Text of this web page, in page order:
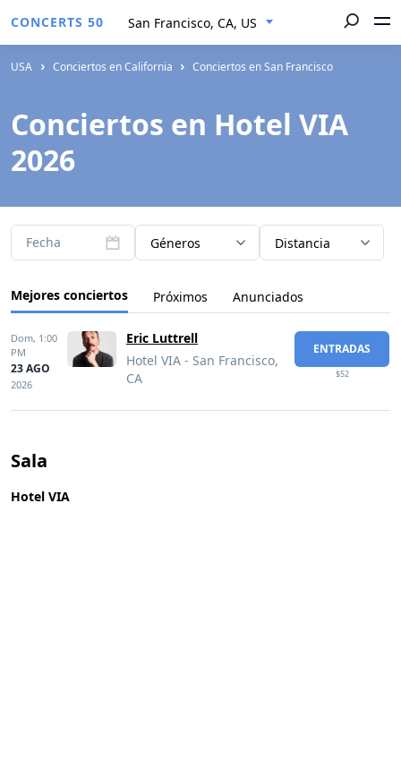
CONCERTS 50 San Francisco, CA, US
USA Conciertos en California Conciertos en San Francisco
Conciertos en Hotel VIA
2026
Fecha Géneros Distancia
Mejores conciertos Próximos Anunciados
Dom, 1:00
PM
23 AGO
2026
Eric Luttrell
Hotel VIA - San Francisco,
CA
ENTRADAS
$52
Sala
Hotel VIA